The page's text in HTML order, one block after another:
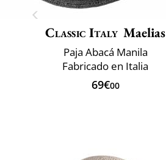
Classic Italy Maelias
Paja Abacá Manila
Fabricado en Italia
69€00